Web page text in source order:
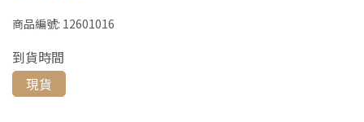
商品編號: 12601016
到貨時間
現貨